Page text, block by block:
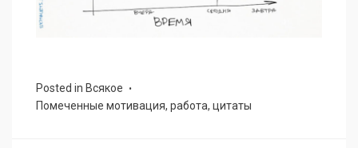
Posted in Всякое
Помеченные мотивация, работа, цитаты